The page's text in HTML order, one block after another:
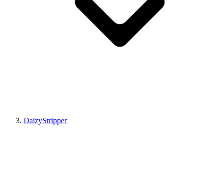
DaizyStripper